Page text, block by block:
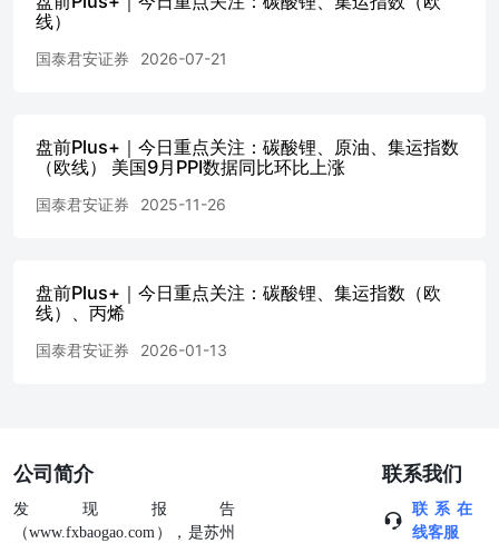
此暂无回应。 精选品种技术解盘精选品种技术解盘
线）
国泰君安证券 2026-07-21
盘前Plus+｜今日重点关注：碳酸锂、原油、集运指数
（欧线） 美国9月PPI数据同比环比上涨
国泰君安证券 2025-11-26
盘前Plus+｜今日重点关注：碳酸锂、集运指数（欧
线）、丙烯
国泰君安证券 2026-01-13
公司简介
发现报告
（www.fxbaogao.com），是苏州
联系我们
联系在
线客服